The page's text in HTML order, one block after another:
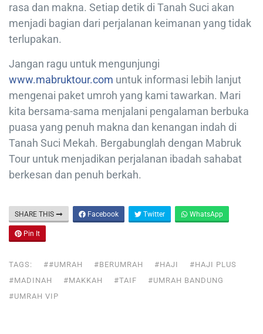
rasa dan makna. Setiap detik di Tanah Suci akan
menjadi bagian dari perjalanan keimanan yang tidak
terlupakan.
Jangan ragu untuk mengunjungi
www.mabruktour.com untuk informasi lebih lanjut
mengenai paket umroh yang kami tawarkan. Mari
kita bersama-sama menjalani pengalaman berbuka
puasa yang penuh makna dan kenangan indah di
Tanah Suci Mekah. Bergabunglah dengan Mabruk
Tour untuk menjadikan perjalanan ibadah sahabat
berkesan dan penuh berkah.
SHARE THIS Facebook Twitter WhatsApp
Pin It
TAGS: ##UMRAH #BERUMRAH #HAJI
#HAJI PLUS
#MADINAH
#MAKKAH #TAIF
#UMRAH BANDUNG
#UMRAH VIP